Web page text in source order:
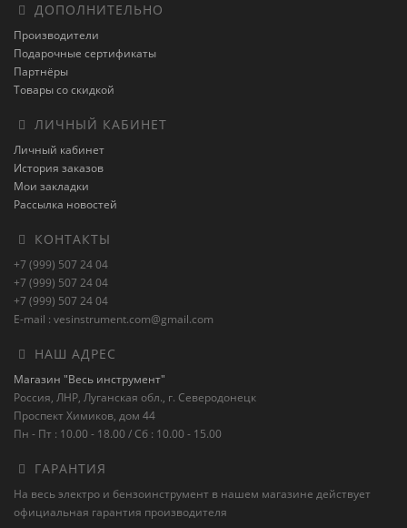
ДОПОЛНИТЕЛЬНО
Производители
Подарочные сертификаты
Партнёры
Товары со скидкой
ЛИЧНЫЙ КАБИНЕТ
Личный кабинет
История заказов
Мои закладки
Рассылка новостей
КОНТАКТЫ
+7 (999) 507 24 04
+7 (999) 507 24 04
+7 (999) 507 24 04
E-mail : vesinstrument.com@gmail.com
НАШ АДРЕС
Магазин "Весь инструмент"
Россия, ЛНР, Луганская обл., г. Северодонецк
Проспект Химиков, дом 44
Пн - Пт : 10.00 - 18.00 / Сб : 10.00 - 15.00
ГАРАНТИЯ
На весь электро и бензоинструмент в нашем магазине действует
официальная гарантия производителя